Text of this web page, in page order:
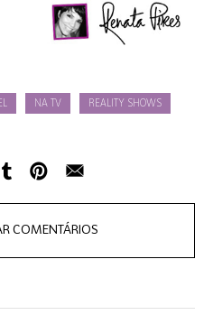
NA TV REALITY SHOWS
COMENTÁRIOS